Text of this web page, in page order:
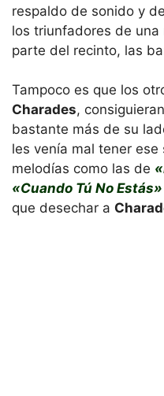
respaldo de sonido y
los triunfadores de
parte del recinto, las
Tampoco es que los
Charades,
bastante más de su
les venía mal tener
melodías como las de
«Cuando Tú No Estás»
que desechar a